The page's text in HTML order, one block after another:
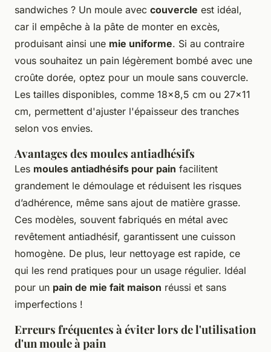
sandwiches ? Un moule avec couvercle est idéal,
car il empêche à la pâte de monter en excès,
produisant ainsi une mie uniforme. Si au contraire
vous souhaitez un pain légèrement bombé avec une
croûte dorée, optez pour un moule sans couvercle.
Les tailles disponibles, comme 18x8,5 cm ou 27x11
cm, permettent d'ajuster l'épaisseur des tranches
selon vos envies.
Avantages des moules antiadhésifs
Les moules antiadhésifs pour pain facilitent
grandement le démoulage et réduisent les risques
d’adhérence, même sans ajout de matière grasse.
Ces modèles, souvent fabriqués en métal avec
revêtement antiadhésif, garantissent une cuisson
homogène. De plus, leur nettoyage est rapide, ce
qui les rend pratiques pour un usage régulier. Idéal
pour un pain de mie fait maison réussi et sans
imperfections !
Erreurs fréquentes à éviter lors de l'utilisation
d'un moule à pain